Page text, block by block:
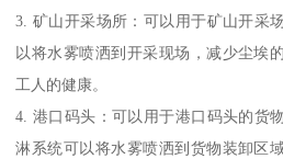
3. 矿山开采场所：可以用于矿山开采
以将水雾喷洒到开采现场，减少尘埃
工人的健康。
4. 港口码头：可以用于港口码头的货
淋系统可以将水雾喷洒到货物装卸区